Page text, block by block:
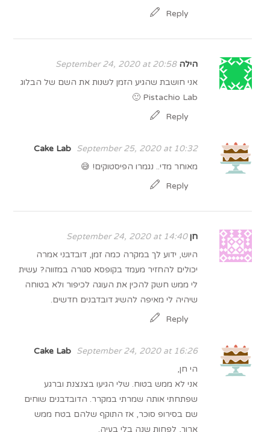
Reply
הילה September 24, 2020 at 20:58
אני חושבת שהגיע הזמן לשנות את השם של הבלוג
Pistachio Lab 🙂
Reply
Cake Lab
September 25, 2020 at 10:32
מאוחר מדי.. נגמרו הפיסטוקים! 😅
Reply
חן September 24, 2020 at 14:40
היוש, ידוע לך במקרה כמה זמן, דובדבני אמרה
יכולים להחזיר מעמד בקופסא סגורה במזווה? עשית
לי ממש חשק להכין את העוגה לכיפור ולא בטוחה
שיהיה לי מאיפה להשיג דובדבנים חדשים.
Reply
Cake Lab
September 24, 2020 at 16:26
הי חן,
אני לא ממש בטוח. שלי הגיעו בצנצנת וברגע
שפתחתי אותה שמרתי במקרר. הדובדבנים שוחים
שם בסירופ סוכר, אז התוקף שלהם בטח ממש
ארוך, לפחות שנה בלי בעיה.